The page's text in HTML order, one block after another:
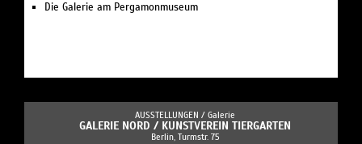
Die Galerie am Pergamonmuseum
AUSSTELLUNGEN / Galerie
GALERIE NORD / KUNSTVEREIN TIERGARTEN
Berlin, Turmstr. 75